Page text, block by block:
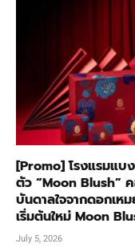
[Promo] โรงแรมแบ
ตัว “Moon Blush”
บันดาลใจจากดอกเ
เริ่มต้นใหม่ Moon
July 5, 2026